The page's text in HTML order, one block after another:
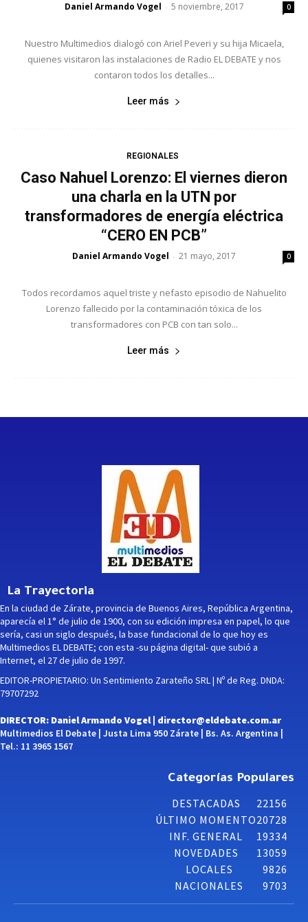
Daniel Armando Vogel - 5 noviembre, 2017 0
Nuestro Multimedios dialogó con Ariel Peveri y su hija Micaela,
quienes visitaron las instalaciones de Radio EL DEBATE y nos
contaron todos los detalles...
Leer más
REGIONALES
Caso Nahuel Lorenzo: El viernes dieron
una charla en la UTN por
transformadores de energía eléctrica
“CERO EN PCB”
Daniel Armando Vogel - 21 mayo, 2017 0
Todos recordamos aquel triste y nefasto episodio de Nahuelito
Lorenzo fallecido por la contaminación tóxica de los
transformadores con PCB con tan solo...
Leer más
La Trayectoria
En la ciudad de Zárate, provincia de Buenos Aires, República Argentina,
aparecía el 1° de julio de 1900, con su edición impresa en papel, lo que
sería, casi un siglo después, la base fundacional de lo que hoy es
Multimedios EL DEBATE; con esta -su página digital- que subió a
Internet, el 27 de julio de 1997.
EDITOR-PROPIETARIO: Un Sentimiento Zarateño SRL | Nº de Reg. DNDA:
79707292
DIRECTOR: Daniel Armando Vogel | director@eldebate.com.ar
Multimedios El Debate | Justa Lima 950 Zárate | Bs. As. Argentina |
Tel.: 11 3965 1567
Categorías Populares
DESTACADAS
22156
ÚLTIMO MOMENTO20728
INF. GENERAL
19334
NOVEDADES
13059
LOCALES
9826
NACIONALES
9703